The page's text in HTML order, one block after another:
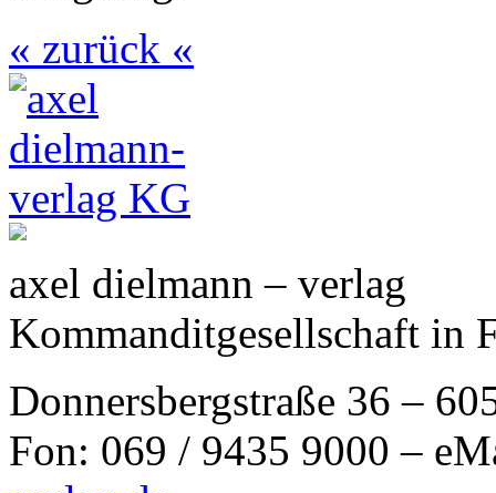
« zurück «
axel dielmann – verlag
Kommanditgesellschaft in
Donnersbergstraße 36 –
Fon: 069 / 9435 9000 –